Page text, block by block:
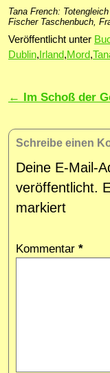
Tana French:
Fischer Taschenbuch,
Veröffentlicht unter
Dublin, Irland,Mord,
← Im Schoß der
Schreibe einen
Deine E-Mail-
veröffentlicht.
markiert
Kommentar *